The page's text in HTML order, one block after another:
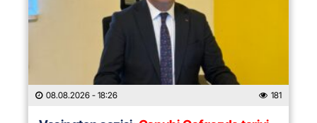
08.08.2026 - 18:26 181